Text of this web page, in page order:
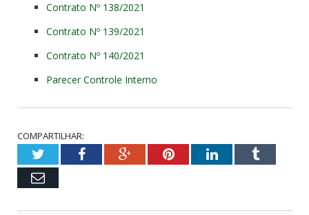
Contrato Nº 138/2021
Contrato Nº 139/2021
Contrato Nº 140/2021
Parecer Controle Interno
COMPARTILHAR:
TwitterFacebookGoogle+PinterestLinkedInTumblr
Email